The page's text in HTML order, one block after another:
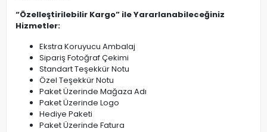
“Özelleştirilebilir Kargo” ile Yararlanabileceğiniz
Hizmetler:
Ekstra Koruyucu Ambalaj
Sipariş Fotoğraf Çekimi
Standart Teşekkür Notu
Özel Teşekkür Notu
Paket Üzerinde Mağaza Adı
Paket Üzerinde Logo
Hediye Paketi
Paket Üzerinde Fatura